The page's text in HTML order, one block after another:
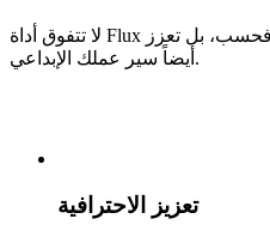
لا تتفوق أداة Flux لإزالة الخلفية في التكنولوجيا فحسب، بل تعزز
أيضاً سير عملك الإبداعي.
تعزيز الاحترافية